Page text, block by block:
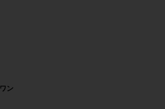
ン